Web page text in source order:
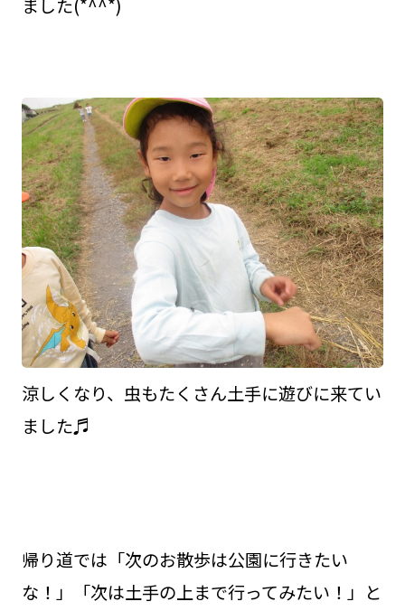
ました(*^^*)
涼しくなり、虫もたくさん土手に遊びに来てい
ました♬
帰り道では「次のお散歩は公園に行きたい
な！」「次は土手の上まで行ってみたい！」と